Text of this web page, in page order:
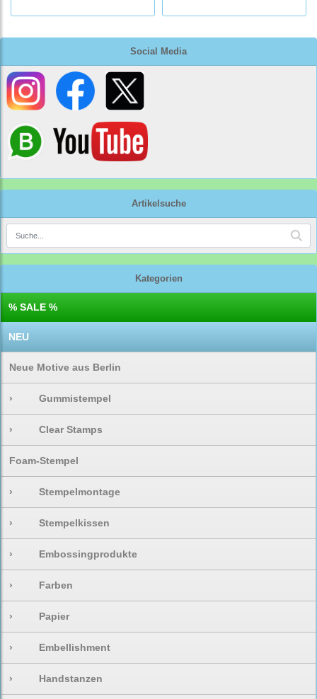
Social Media
Artikelsuche
Kategorien
% SALE %
NEU
Neue Motive aus Berlin
› Gummistempel
› Clear Stamps
Foam-Stempel
› Stempelmontage
› Stempelkissen
› Embossingprodukte
› Farben
› Papier
› Embellishment
› Handstanzen